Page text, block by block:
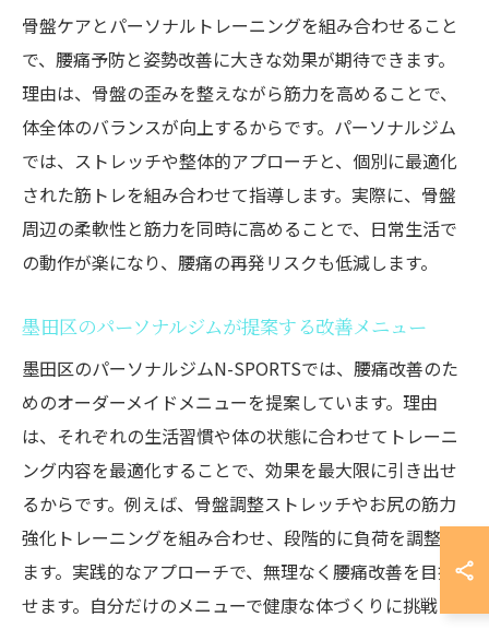
骨盤ケアとパーソナルトレーニングを組み合わせること
で、腰痛予防と姿勢改善に大きな効果が期待できます。
理由は、骨盤の歪みを整えながら筋力を高めることで、
体全体のバランスが向上するからです。パーソナルジム
では、ストレッチや整体的アプローチと、個別に最適化
された筋トレを組み合わせて指導します。実際に、骨盤
周辺の柔軟性と筋力を同時に高めることで、日常生活で
の動作が楽になり、腰痛の再発リスクも低減します。
墨田区のパーソナルジムが提案する改善メニュー
墨田区のパーソナルジムN-SPORTSでは、腰痛改善のた
めのオーダーメイドメニューを提案しています。理由
は、それぞれの生活習慣や体の状態に合わせてトレーニ
ング内容を最適化することで、効果を最大限に引き出せ
るからです。例えば、骨盤調整ストレッチやお尻の筋力
強化トレーニングを組み合わせ、段階的に負荷を調整し
ます。実践的なアプローチで、無理なく腰痛改善を目指
せます。自分だけのメニューで健康な体づくりに挑戦し